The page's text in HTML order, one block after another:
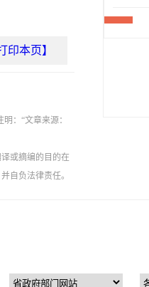
印本页】
：“文章来源：
或摘编的目的在
自负法律责任。